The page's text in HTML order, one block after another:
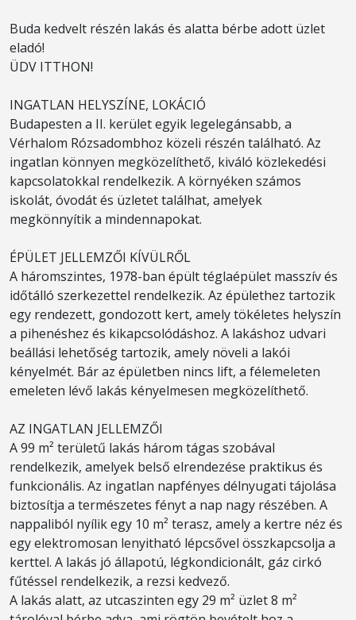
Buda kedvelt részén lakás és alatta bérbe adott üzlet
eladó!
ÜDV ITTHON!
INGATLAN HELYSZÍNE, LOKÁCIÓ
Budapesten a II. kerület egyik legelegánsabb, a
Vérhalom Rózsadombhoz közeli részén található. Az
ingatlan könnyen megközelíthető, kiváló közlekedési
kapcsolatokkal rendelkezik. A környéken számos
iskolát, óvodát és üzletet találhat, amelyek
megkönnyítik a mindennapokat.
ÉPÜLET JELLEMZŐI KÍVÜLRŐL
A háromszintes, 1978-ban épült téglaépület masszív és
időtálló szerkezettel rendelkezik. Az épülethez tartozik
egy rendezett, gondozott kert, amely tökéletes helyszín
a pihenéshez és kikapcsolódáshoz. A lakáshoz udvari
beállási lehetőség tartozik, amely növeli a lakói
kényelmét. Bár az épületben nincs lift, a félemeleten
emeleten lévő lakás kényelmesen megközelíthető.
AZ INGATLAN JELLEMZŐI
A 99 m² területű lakás három tágas szobával
rendelkezik, amelyek belső elrendezése praktikus és
funkcionális. Az ingatlan napfényes délnyugati tájolása
biztosítja a természetes fényt a nap nagy részében. A
nappaliból nyílik egy 10 m² terasz, amely a kertre néz és
egy elektromosan lenyitható lépcsővel összkapcsolja a
kerttel. A lakás jó állapotú, légkondicionált, gáz cirkó
fűtéssel rendelkezik, a rezsi kedvező.
A lakás alatt, az utcaszinten egy 29 m² üzlet 8 m²